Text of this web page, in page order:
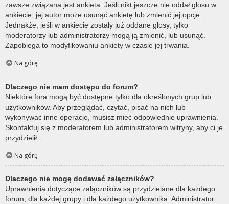
zawsze związana jest ankieta. Jeśli nikt jeszcze nie oddał głosu w
ankiecie, jej autor może usunąć ankietę lub zmienić jej opcje.
Jednakże, jeśli w ankiecie zostały już oddane głosy, tylko
moderatorzy lub administratorzy mogą ją zmienić, lub usunąć.
Zapobiega to modyfikowaniu ankiety w czasie jej trwania.
Na górę
Dlaczego nie mam dostępu do forum?
Niektóre fora mogą być dostępne tylko dla określonych grup lub
użytkowników. Aby przeglądać, czytać, pisać na nich lub
wykonywać inne operacje, musisz mieć odpowiednie uprawnienia.
Skontaktuj się z moderatorem lub administratorem witryny, aby ci je
przydzielił.
Na górę
Dlaczego nie mogę dodawać załączników?
Uprawnienia dotyczące załączników są przydzielane dla każdego
forum, dla każdej grupy i dla każdego użytkownika. Administrator